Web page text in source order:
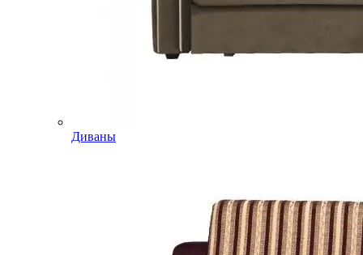
Диваны